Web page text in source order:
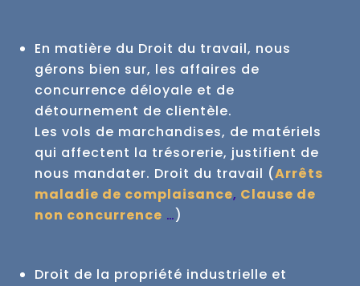
En matière du Droit du travail, nous
gérons bien sur, les affaires de
concurrence déloyale et de
détournement de clientèle.
Les vols de marchandises, de matériels
qui affectent la trésorerie, justifient de
nous mandater. Droit du travail (Arrêts
maladie de complaisance, Clause de
non concurrence …)
Droit de la propriété industrielle et